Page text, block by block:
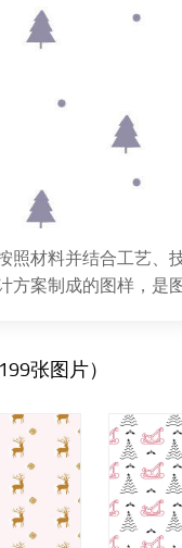
照材料并结合工艺
方案制成的图样，是
199张图片）